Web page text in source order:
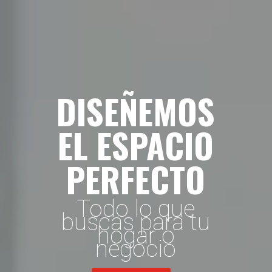
DISEÑEMOS
EL ESPACIO
PERFECTO
Todo lo que
buscas para tu
hogar o
negocio